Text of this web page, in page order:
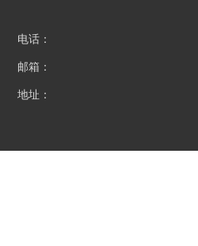
电话：
邮箱：
地址：